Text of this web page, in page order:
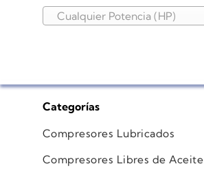
Cualquier Potencia (HP)
Categorías
Compresores Lubricados
Compresores Libres de Aceite